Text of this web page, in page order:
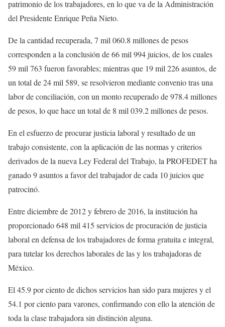
patrimonio de los trabajadores, en lo que va de la Administración
del Presidente Enrique Peña Nieto.
De la cantidad recuperada, 7 mil 060.8 millones de pesos
corresponden a la conclusión de 66 mil 994 juicios, de los cuales
59 mil 763 fueron favorables; mientras que 19 mil 226 asuntos, de
un total de 24 mil 589, se resolvieron mediante convenio tras una
labor de conciliación, con un monto recuperado de 978.4 millones
de pesos, lo que hace un total de 8 mil 039.2 millones de pesos.
En el esfuerzo de procurar justicia laboral y resultado de un
trabajo consistente, con la aplicación de las normas y criterios
derivados de la nueva Ley Federal del Trabajo, la PROFEDET ha
ganado 9 asuntos a favor del trabajador de cada 10 juicios que
patrocinó.
Entre diciembre de 2012 y febrero de 2016, la institución ha
proporcionado 648 mil 415 servicios de procuración de justicia
laboral en defensa de los trabajadores de forma gratuita e integral,
para tutelar los derechos laborales de las y los trabajadoras de
México.
El 45.9 por ciento de dichos servicios han sido para mujeres y el
54.1 por ciento para varones, confirmando con ello la atención de
toda la clase trabajadora sin distinción alguna.